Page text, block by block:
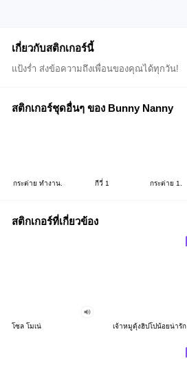
เกี่ยวกับสติกเกอร์นี้
แป้งร่ำ ส่งข้อความถึงเพื่อนของคุณได้ทุกวัน!
สติกเกอร์ชุดอื่นๆ ของ Bunny Nanny
กระต่าย ทำงาน. กีวี่ 1 กระต่าย 1.
สติกเกอร์ที่เกี่ยวข้อง
โซล โมเน่ เจ้าหมูดุ้งฮิปโปน้อยน่ารัก